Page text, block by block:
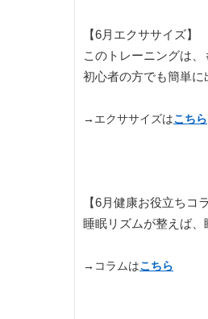
【6月エクササイズ
このトレーニングは、
初心者の方でも簡単に
→エクササイズはこちら
【6月健康お役立ち
睡眠リズムが整えば、
→コラムはこちら